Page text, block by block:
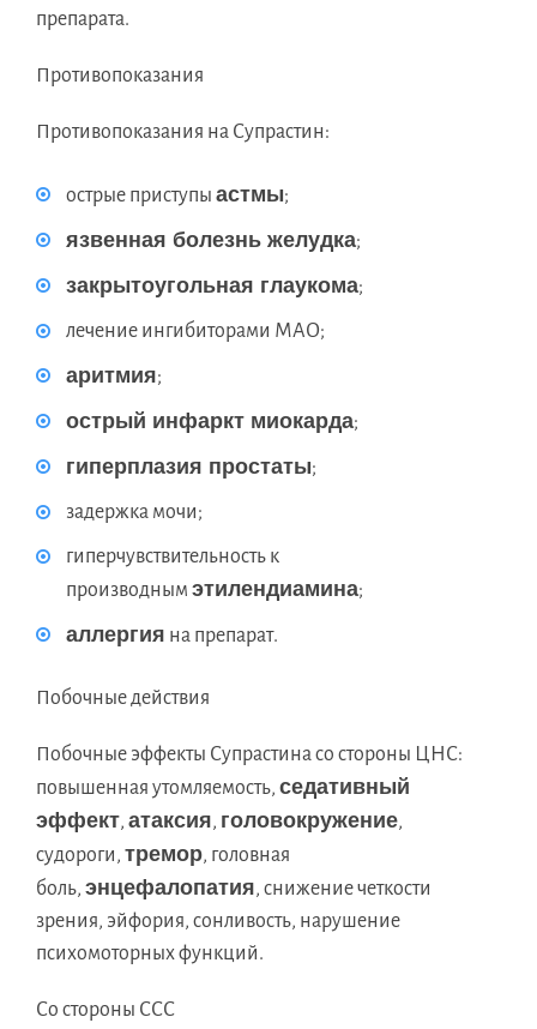
препарата.
Противопоказания
Противопоказания на Супрастин:
острые приступы астмы;
язвенная болезнь желудка;
закрытоугольная глаукома;
лечение ингибиторами МАО;
аритмия;
острый инфаркт миокарда;
гиперплазия простаты;
задержка мочи;
гиперчувствительность к
производным этилендиамина;
аллергия на препарат.
Побочные действия
Побочные эффекты Супрастина со стороны ЦНС:
повышенная утомляемость, седативный
эффект, атаксия, головокружение,
судороги, тремор, головная
боль, энцефалопатия, снижение четкости
зрения, эйфория, сонливость, нарушение
психомоторных функций.
Со стороны ССС